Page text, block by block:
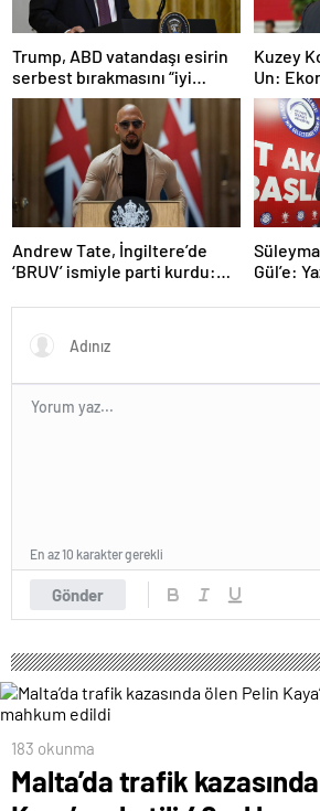
Trump, ABD vatandaşı esirin
serbest bırakmasını “iyi
niyetle atılmış bir adım”
olarak değerlendirdi
Kuzey
Un:
Andrew Tate, İngiltere’de
‘BRUV’ ismiyle parti kurdu:
propagandasını
yasaklayacağız’
Gül’e:
Gönder
En az 10 karakter gerekli
183 okunma
Malta’da trafik